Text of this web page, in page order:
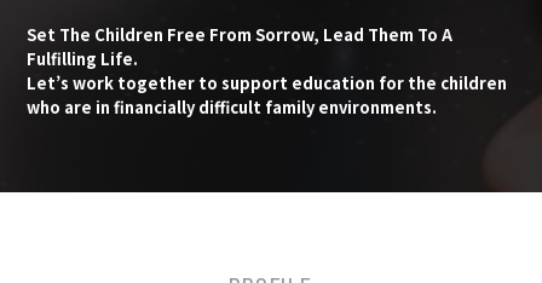
Set The Children Free From Sorrow, Lead Them To A
Fulfilling Life.
Let’s work together to support education for the children
who are in financiallydifficult family environments.